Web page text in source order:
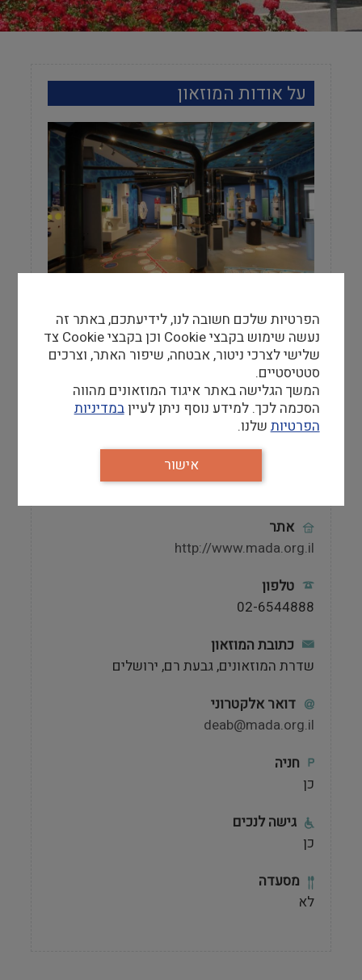
על אודות המוזאון
ללמוד על מדע בדרך פשוטה ואטרקטיבית.
במוזאון מוצגים פעילים שמזמינים לגעת בהם
ולהפעילם, סיורים מודרכים, הדגמות מדעיות
בשיתוף הקהל, סדנאות בנייה לילדים הצעירים
ומופעי תאטרון מדע דרמטיים והומוריסטיים
כאחד.
אתר
http://www.mada.org.il
טלפון
02-6544888
כתובת המוזאון
שדרת המוזאונים, גבעת רם, ירושלים
דואר אלקטרוני
deab@mada.org.il
חניה
כן
גישה לנכים
כן
מסעדה
לא
הפרטיות שלכם חשובה לנו, לידיעתכם, באתר זה
נעשה שימוש בקבצי Cookie וכן בקבצי Cookie צד
שלישי לצרכי ניטור, אבטחה, שיפור האתר, וצרכים
סטטיסטיים.
המשך הגלישה באתר איגוד המוזאונים מהווה
הסכמה לכך. למידע נוסף ניתן לעייןבמדיניות
הפרטיות שלנו.
אישור